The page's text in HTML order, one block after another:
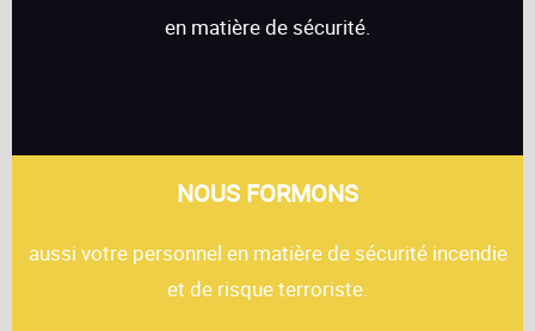
en matière de sécurité.
NOUS FORMONS
aussi votre personnel en matière de sécurité incendie
et de risque terroriste.